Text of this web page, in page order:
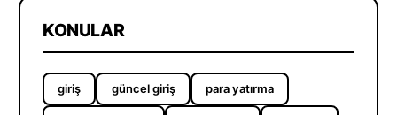
KONULAR
giriş güncel giriş para yatırma